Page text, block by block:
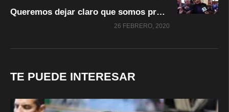
Queremos dejar claro que somos pro vida y en defensa de derechos de las mujeres: Maru Campos
26 FEBRERO, 2020
TE PUEDE INTERESAR